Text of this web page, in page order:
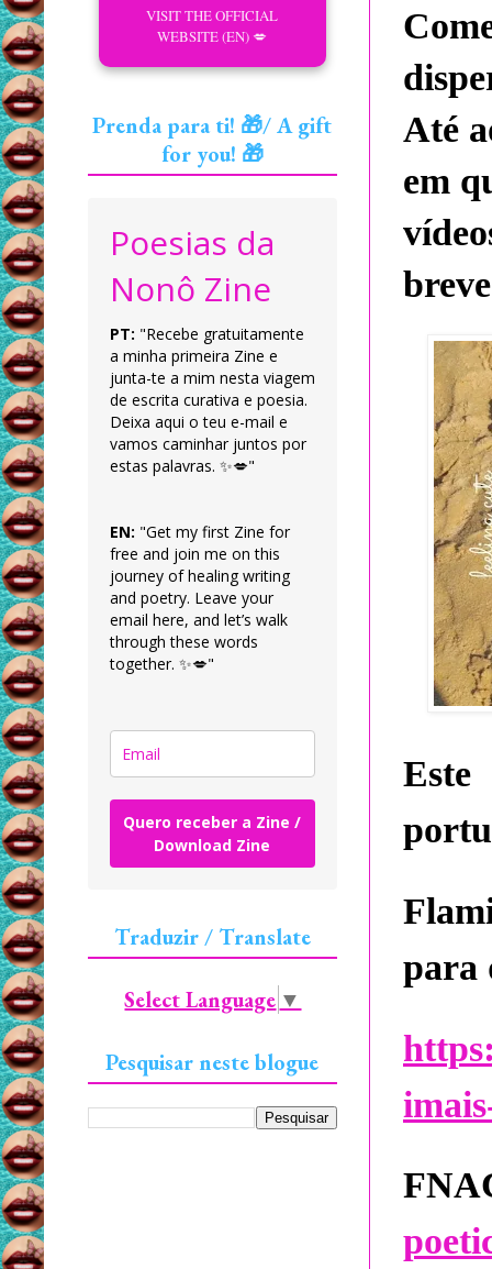
Até
em
para
VISIT THE OFFICIAL
WEBSITE (EN) 💋
Prenda para ti! 🎁/ A gift
for you! 🎁
Poesias da
Nonô Zine
PT: "Recebe gratuitamente
a minha primeira Zine e
junta-te a mim nesta viagem
de escrita curativa e poesia.
Deixa aqui o teu e-mail e
vamos caminhar juntos por
estas palavras. ✨💋"
EN: "Get my first Zine for
free and join me on this
journey of healing writing
and poetry. Leave your
email here, and let’s walk
through these words
together. ✨💋"
Quero receber a Zine /
Download Zine
Traduzir / Translate
Select Language ▼
Pesquisar neste blogue